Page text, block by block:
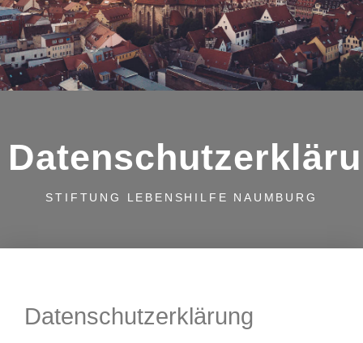
STIFTUNG LEBENSHILFE NAUMBURG
Datenschutz­erklärung